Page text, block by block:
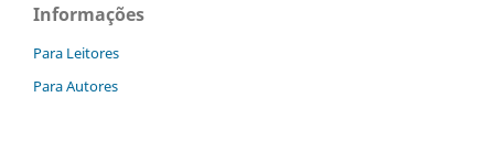
Informações
Para Leitores
Para Autores